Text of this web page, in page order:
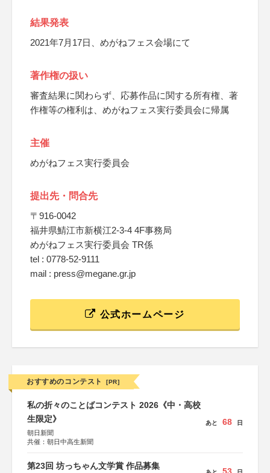
結果発表
2021年7月17日、めがねフェス会場にて
著作権の扱い
審査結果に関わらず、応募作品に関する所有権、著
作権等の権利は、めがねフェス実行委員会に帰属
主催
めがねフェス実行委員会
提出先・問合先
〒916-0042
福井県鯖江市新横江2-3-4 4F事務局
めがねフェス実行委員会 TR係
tel : 0778-52-9111
mail : press@megane.gr.jp
公式ホームページ
おすすめのコンテスト [PR]
私の折々のことばコンテスト 2026《中・高校
生限定》
朝日新聞
共催：朝日中高生新聞
あと 68 日
第23回 坊っちゃん文学賞 作品募集